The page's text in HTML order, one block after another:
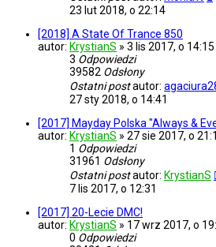
23 lut 2018, o 22:14
[2018] A State Of Trance 850
autor: KrystianS » 3 lis 2017, o 14:15
3 Odpowiedzi
39582 Odsłony
Ostatni postautor:
27 sty 2018, o 14:41
[2017] Mayday Polska "Always &
autor: KrystianS » 27 sie 2017, o
1 Odpowiedzi
31961 Odsłony
Ostatni postautor: KrystianS
7 lis 2017, o 12:31
[2017] 20-Lecie DMC!
autor: KrystianS » 17 wrz 2017, o
0 Odpowiedzi